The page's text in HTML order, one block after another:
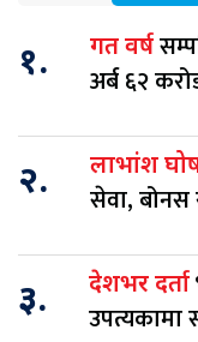
१. गत वर्ष
अर्ब ६२
२. लाभांश
सेवा,
३. देशभर दर्ता
उपत्यकामा